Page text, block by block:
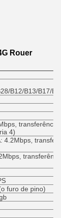
Rouer
B12/B13/B17/
transferência
4)
4.2Mbps,
furo de pino)